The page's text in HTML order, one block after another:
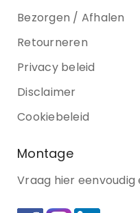
Bezorgen / Afhalen
Retourneren
Privacy beleid
Disclaimer
Cookiebeleid
Montage
Vraag hier